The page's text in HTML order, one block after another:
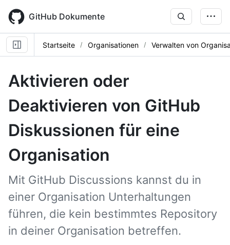
main
content
GitHub Dokumente
Startseite Organisationen Verwalten von
Aktivieren oder
Deaktivieren von GitHub
Diskussionen für eine
Organisation
Mit GitHub Discussions kannst du in
einer Organisation Unterhaltungen
führen, die kein bestimmtes Repository
in deiner Organisation betreffen.